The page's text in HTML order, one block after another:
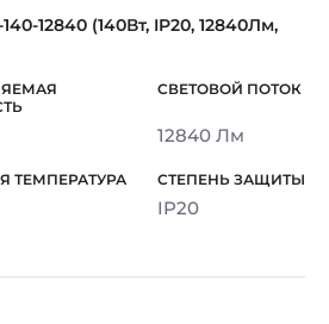
12840 (140Вт, IP20, 12840Лм,
12840 Лм
IP20